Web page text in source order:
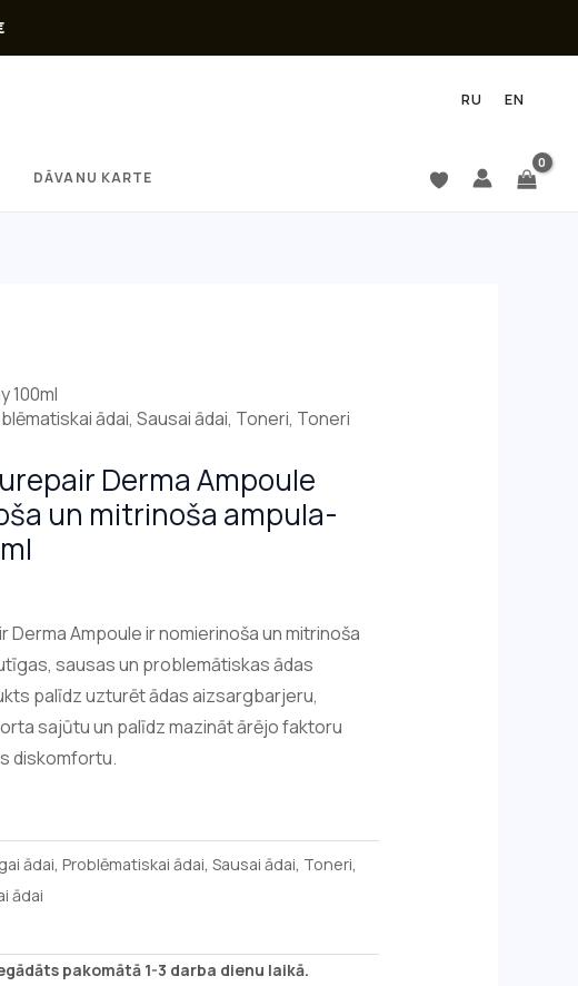
RU EN
DĀVANU KARTE
100ml
ādai,Sausai ādai, Toneri, Toneri
Derma Ampoule
un mitrinoša ampula-
Derma Ampoule ir nomierinoša un mitrinoša
sausas un problemātiskas ādas
palīdz uzturēt ādas aizsargbarjeru,
sajūtu un palīdz mazināt ārējo faktoru
diskomfortu.
ādai,Problēmatiskai ādai,Sausai ādai, Toneri,
ādai
pakomātā 1-3 darba dienu laikā.